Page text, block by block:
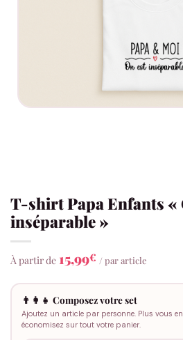
T-shirt Papa Enfants «
inséparable »
À partir de 15,99€ / par article
👨‍👩‍👧 Composez votre set
Ajoutez un article par personne. Plus vous
économisez sur tout votre panier.